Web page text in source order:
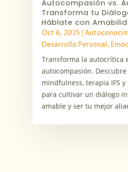
Autocompasión vs.
Transforma tu
Háblate con
Oct 6, 2025 |
Desarrollo Personal,
Transforma la autocrítica
autocompasión.
mindfulness, terapia IFS y
para cultivar un diálogo
amable y ser tu mejor